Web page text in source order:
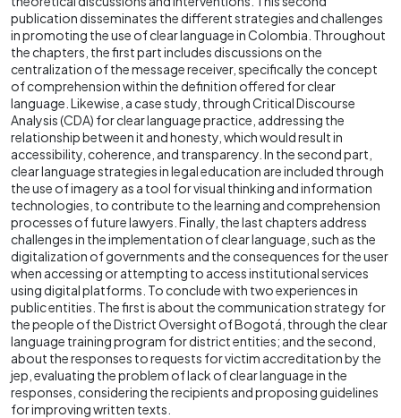
publication disseminates the different strategies and challenges
in promoting the use of clear language in Colombia. Throughout
the chapters, the first part includes discussions on the
centralization of the message receiver, specifically the concept
of comprehension within the definition offered for clear
language. Likewise, a case study, through Critical Discourse
Analysis (CDA) for clear language practice, addressing the
relationship between it and honesty, which would result in
accessibility, coherence, and transparency. In the second part,
clear language strategies in legal education are included through
the use of imagery as a tool for visual thinking and information
technologies, to contribute to the learning and comprehension
processes of future lawyers. Finally, the last chapters address
challenges in the implementation of clear language, such as the
digitalization of governments and the consequences for the user
when accessing or attempting to access institutional services
using digital platforms. To conclude with two experiences in
public entities. The first is about the communication strategy for
the people of the District Oversight of Bogotá, through the clear
language training program for district entities; and the second,
about the responses to requests for victim accreditation by the
jep, evaluating the problem of lack of clear language in the
responses, considering the recipients and proposing guidelines
for improving written texts.